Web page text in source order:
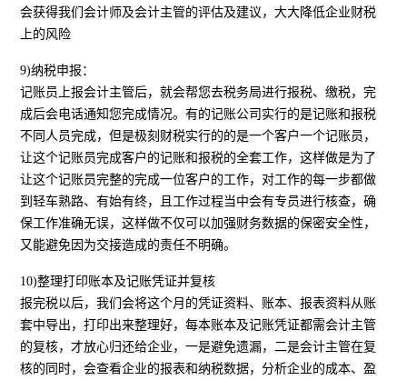
会获得我们会计师及会计主管的评估及建议，大大降低企业财税
上的风险
9)纳税申报：
记账员上报会计主管后，就会帮您去税务局进行报税、缴税，完
成后会电话通知您完成情况。有的记账公司实行的是记账和报税
不同人员完成，但是极刻财税实行的的是一个客户一个记账员，
让这个记账员完成客户的记账和报税的全套工作，这样做是为了
让这个记账员完整的完成一位客户的工作，对工作的每一步都做
到轻车熟路、有始有终，且工作过程当中会有专员进行核查，确
保工作准确无误，这样做不仅可以加强财务数据的保密安全性，
又能避免因为交接造成的责任不明确。
10)整理打印账本及记账凭证并复核
报完税以后，我们会将这个月的凭证资料、账本、报表资料从账
套中导出，打印出来整理好，每本账本及记账凭证都需会计主管
的复核，才放心归还给企业，一是避免遗漏，二是会计主管在复
核的同时，会查看企业的报表和纳税数据，分析企业的成本、盈